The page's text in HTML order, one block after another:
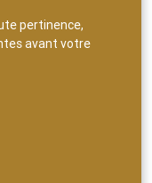
pertinence,
avant votre